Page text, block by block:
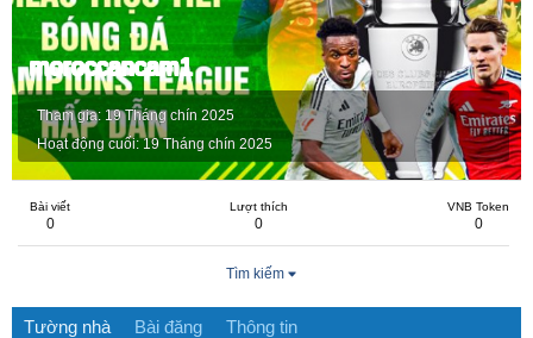
moroccancam1
Tham gia 19 Tháng chín 2025
Hoạt động cuối 19 Tháng chín 2025
Bài viết
0
Lượt thích
0
VNB Token
0
Tìm kiếm
Tường nhà Bài đăng Thông tin